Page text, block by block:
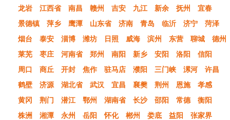
龙岩
江西省 南昌 赣州 吉安 九江 新余 抚州
宜春
景德镇
萍乡 鹰潭 山东省 济南 青岛 临沂 济宁
菏泽
烟台
泰安 淄博 潍坊 日照 威海 滨州 东营 聊城
德州
莱芜
枣庄 河南省 郑州 南阳 新乡 安阳 洛阳
信阳
周口
商丘 开封 焦作 驻马店 濮阳 三门峡 漯河
许昌
鹤壁
济源 湖北省 武汉 宜昌 襄樊 荆州 恩施
孝感
黄冈
荆门 潜江 鄂州 湖南省 长沙 邵阳 常德
衡阳
株洲
湘潭 永州 岳阳 怀化 郴州 娄底 益阳
张家界